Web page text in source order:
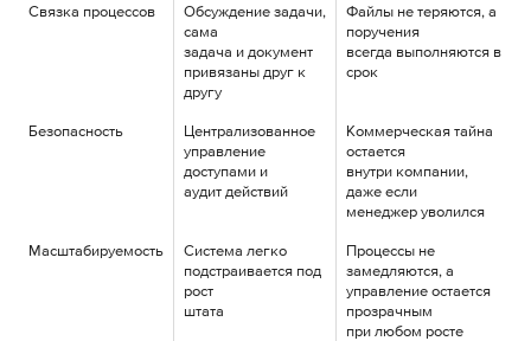
Связка процессов
Обсуждение задачи,
сама
задача и документ
привязаны друг к
другу
Файлы не теряются, а
поручения
всегда выполняются в
срок
Безопасность
Централизованное
управление
доступами и
аудит действий
Коммерческая тайна
остается
внутри компании,
даже если
менеджер уволился
Масштабируемость
Система легко
подстраивается под
рост
штата
Процессы не
замедляются, а
управление остается
прозрачным
при любом росте